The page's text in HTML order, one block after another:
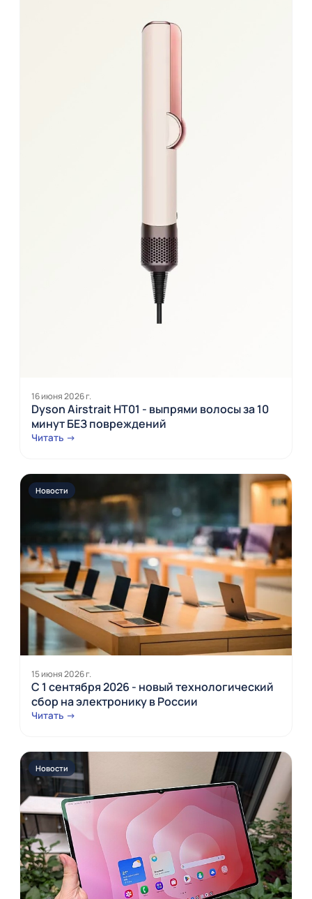
16 июня 2026 г.
Dyson Airstrait HT01 - выпрями волосы за 10
минут БЕЗ повреждений
Читать →
Новости
15 июня 2026 г.
С 1 сентября 2026 - новый технологический
сбор на электронику в России
Читать →
Новости